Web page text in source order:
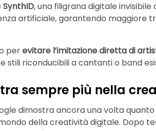
SynthID, una filigrana digitale
artificiale, garantendo maggiore
perevitare l’imitazione diretta di
stili riconducibili a cantanti o band
sempre più nella
dimostra ancora una volta
della creatività digitale. Dopo